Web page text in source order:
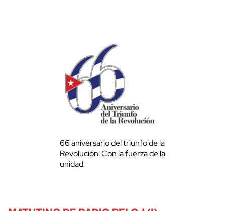
66 aniversario del triunfo de la
Revolución. Con la fuerza de la
unidad.